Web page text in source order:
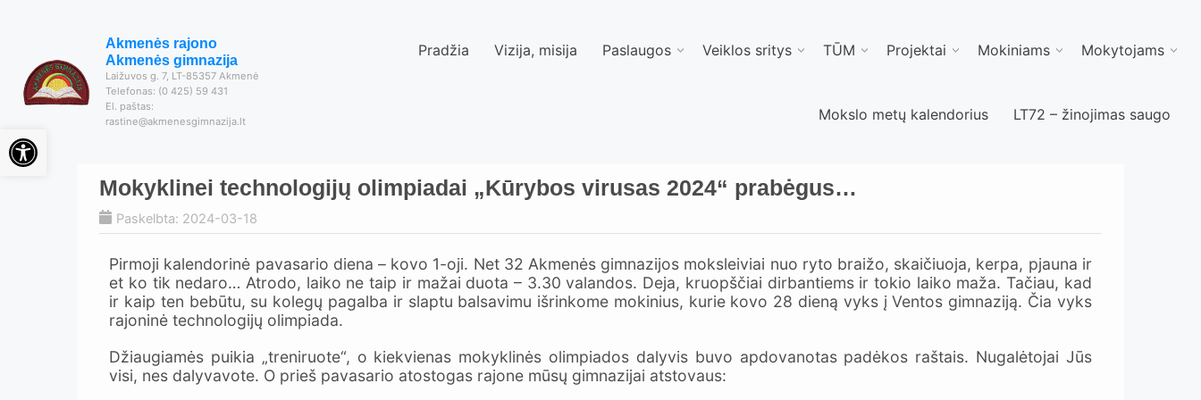
Akmenės rajono
Akmenės gimnazija
Laižuvos g. 7, LT-85357 Akmenė
Telefonas: (0 425) 59 431
El. paštas:
rastine@akmenesgimnazija.lt
Pradžia Vizija, misija Paslaugos Veiklos sritys TŪM Projektai Mokiniams Mokytojams
Mokslo metų kalendorius LT72 – žinojimas saugo
Mokyklinei technologijų olimpiadai „Kūrybos virusas 2024“ prabėgus…
Paskelbta: 2024-03-18
Pirmoji kalendorinė pavasario diena – kovo 1-oji. Net 32 Akmenės gimnazijos moksleiviai nuo ryto braižo, skaičiuoja, kerpa, pjauna ir
et ko tik nedaro… Atrodo, laiko ne taip ir mažai duota – 3.30 valandos. Deja, kruopščiai dirbantiems ir tokio laiko maža. Tačiau, kad
ir kaip ten bebūtu, su kolegų pagalba ir slaptu balsavimu išrinkome mokinius, kurie kovo 28 dieną vyks į Ventos gimnaziją. Čia vyks
rajoninė technologijų olimpiada.
Džiaugiamės puikia „treniruote“, o kiekvienas mokyklinės olimpiados dalyvis buvo apdovanotas padėkos raštais. Nugalėtojai Jūs
visi, nes dalyvavote. O prieš pavasario atostogas rajone mūsų gimnazijai atstovaus:
Open toolbar